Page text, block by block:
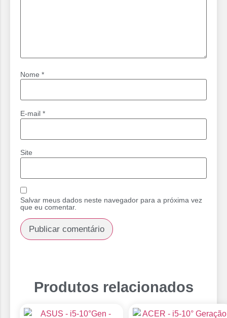
Nome *
E-mail *
Site
Salvar meus dados neste navegador para a próxima vez
que eu comentar.
Produtos relacionados